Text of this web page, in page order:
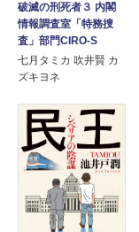
破滅の刑死者３ 内閣
情報調査室「特務捜
査」部門CIRO-S
七月タミカ 吹井賢 カ
ズキヨネ